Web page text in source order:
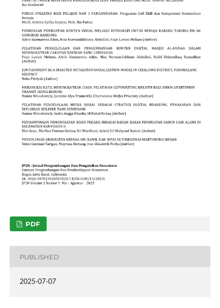
PDF
PUBLISHED
2025-07-07